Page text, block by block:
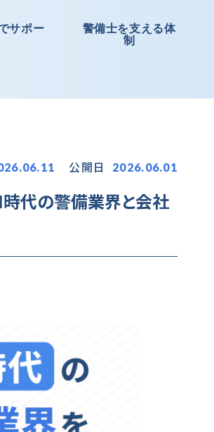
サポー
警備士を支える体
制
公開日 2026.06.01
時代の警備業界と会社